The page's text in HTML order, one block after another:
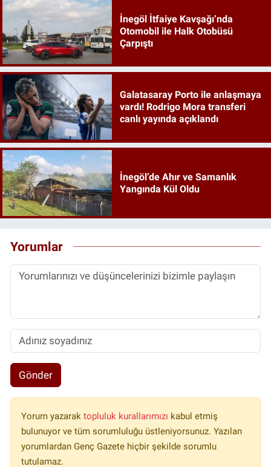
İnegöl İtfaiye Kavşağı’nda
Otomobil ile Halk Otobüsü
Çarpıştı
Galatasaray Porto ile anlaşmaya
vardı! Rodrigo Mora transferi
canlı yayında açıklandı
İnegöl’de Ahır ve Samanlık
Yangında Kül Oldu
Yorumlar
Gönder
Yorum yazarak topluluk kurallarımızı kabul etmiş
bulunuyor ve tüm sorumluluğu üstleniyorsunuz. Yazılan
yorumlardan Genç Gazete hiçbir şekilde sorumlu
tutulamaz.